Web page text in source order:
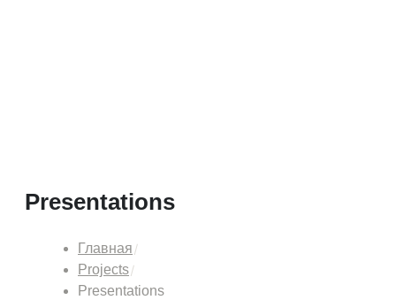
Presentations
Главная
Projects
Presentations